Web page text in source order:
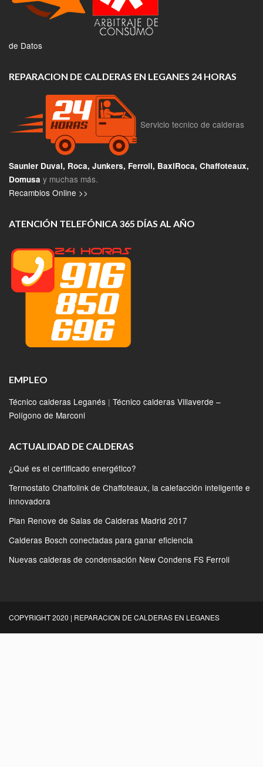
de Datos
REPARACION DE CALDERAS EN LEGANES 24 HORAS
Servicio tecnico de calderas
Saunier Duval, Roca, Junkers, Ferroli, BaxiRoca, Chaffoteaux,
Domusa y muchas más.
Recambios Online >>
ATENCIÓN TELEFÓNICA 365 DÍAS AL AÑO
EMPLEO
Técnico calderas Leganés | Técnico calderas Villaverde –
Polígono de Marconi
ACTUALIDAD DE CALDERAS
¿Qué es el certificado energético?
Termostato Chaffolink de Chaffoteaux, la calefacción inteligente e
innovadora
Plan Renove de Salas de Calderas Madrid 2017
Calderas Bosch conectadas para ganar eficiencia
Nuevas calderas de condensación New Condens FS Ferroli
COPYRIGHT 2020 | REPARACION DE CALDERAS EN LEGANES